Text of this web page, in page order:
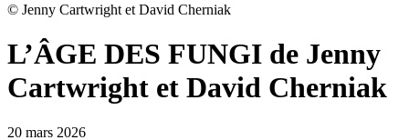
© Jenny Cartwright et David Cherniak
L’ÂGE DES FUNGI de Jenny
Cartwright et David Cherniak
20 mars 2026